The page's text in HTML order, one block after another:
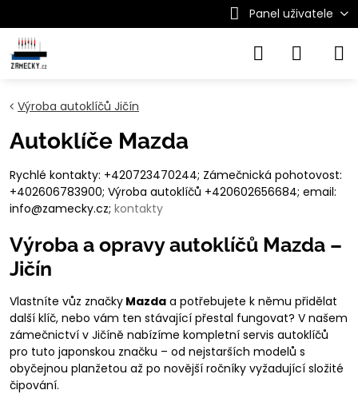
Panel uživatele
Výroba autoklíčů Jičín
Autoklíče Mazda
Rychlé kontakty: +420723470244; Zámečnická pohotovost:
+402606783900; Výroba autoklíčů +420602656684; email:
info@zamecky.cz; kontakty
Výroba a opravy autoklíčů Mazda –
Jičín
Vlastníte vůz značky Mazda a potřebujete k němu přidělat
další klíč, nebo vám ten stávající přestal fungovat? V našem
zámečnictví v Jičíně nabízíme kompletní servis autoklíčů
pro tuto japonskou značku – od nejstarších modelů s
obyčejnou planžetou až po novější ročníky vyžadující složité
čipování.